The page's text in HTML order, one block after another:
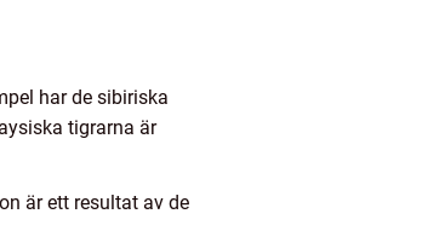
har de sibiriska
tigrarna är
är ett resultat av de